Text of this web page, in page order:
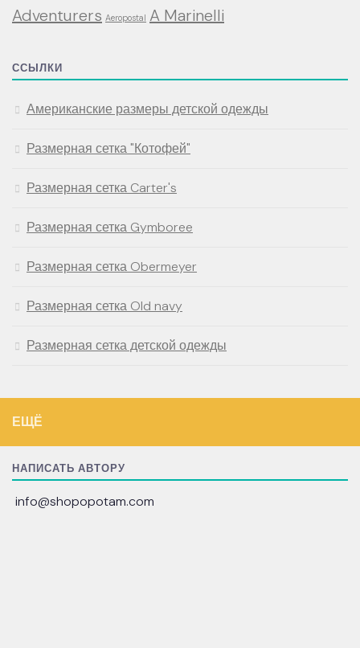
Adventurers Aeropostal A Marinelli
ССЫЛКИ
Американские размеры детской одежды
Размерная сетка "Котофей"
Размерная сетка Carter's
Размерная сетка Gymboree
Размерная сетка Obermeyer
Размерная сетка Old navy
Размерная сетка детской одежды
ЕЩЁ
НАПИСАТЬ АВТОРУ
info@shopopotam.com